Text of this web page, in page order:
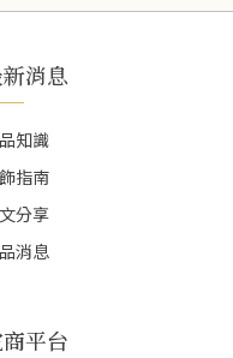
消息
知識
指南
分享
消息
平台